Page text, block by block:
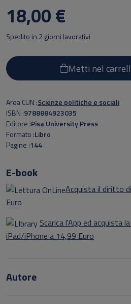
del nostro Risorgimento, i Toscanelli
generazione di eredi, per
prodigalità, assistevano nella
disfacimento della propria famiglia e
patrimonio con la stessa rapidità
18,00 €
Metti nel
Spedito in 2 giorni lavorativi
Area CUN Scienze politiche e sociali
ISBN 9788884923035
Editore Pisa University Press
Formato Libro
Pagine 144
E-book
Acquista il diritto
Euro
Scarica l'App ed acquista
iPad/iPhone a 14,99 Euro
Autore